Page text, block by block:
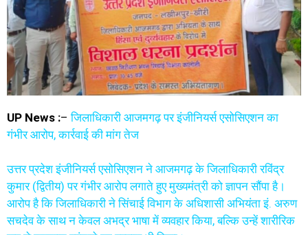
UP News :–जिलाधिकारी आजमगढ़ पर इंजीनियर्स एसोसिएशन का
गंभीर आरोप, कार्रवाई की मांग तेज
उत्तर प्रदेश इंजीनियर्स एसोसिएशन ने आजमगढ़ के जिलाधिकारी रविंद्र
कुमार (द्वितीय) पर गंभीर आरोप लगाते हुए मुख्यमंत्री को ज्ञापन सौंपा है।
आरोप है कि जिलाधिकारी ने सिंचाई विभाग के अधिशासी अभियंता इं. अरुण
सचदेव के साथ न केवल अभद्र भाषा में व्यवहार किया, बल्कि उन्हें शारीरिक